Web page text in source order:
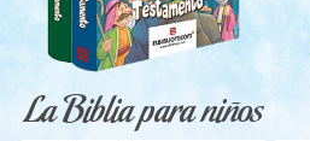
La Biblia para niños